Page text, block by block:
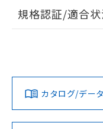
ダウンロードデータを
みください。
ソフトウェアの使用条件
EU RoHS 注意事
対応済み
規格認証/適合
カタログ/デー